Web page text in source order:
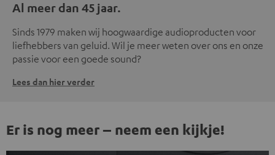
Al meer dan 45 jaar.
Sinds 1979 maken wij hoogwaardige audioproducten voor
liefhebbers van geluid. Wil je meer weten over ons en onze
passie voor een goede sound?
Lees dan hier verder
Er is nog meer – neem een kijkje!